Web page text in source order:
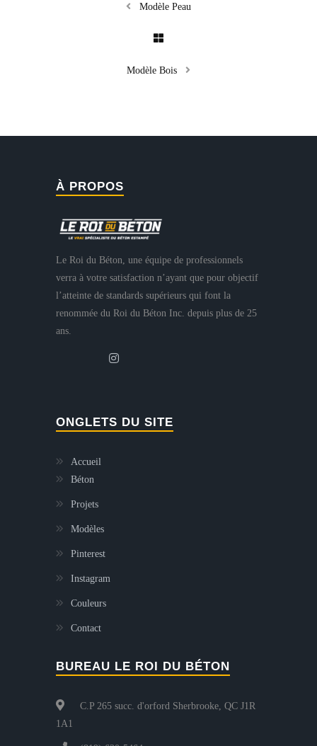
Modèle Peau
Modèle Bois
À PROPOS
Le Roi du Béton, une équipe de professionnels
verra à votre satisfaction n’ayant que pour objectif
l’atteinte de standards supérieurs qui font la
renommée du Roi du Béton Inc. depuis plus de 25
ans.
ONGLETS DU SITE
Accueil
Béton
Projets
Modèles
Pinterest
Instagram
Couleurs
Contact
BUREAU LE ROI DU BÉTON
C.P 265 succ. d'orford Sherbrooke, QC J1R
1A1